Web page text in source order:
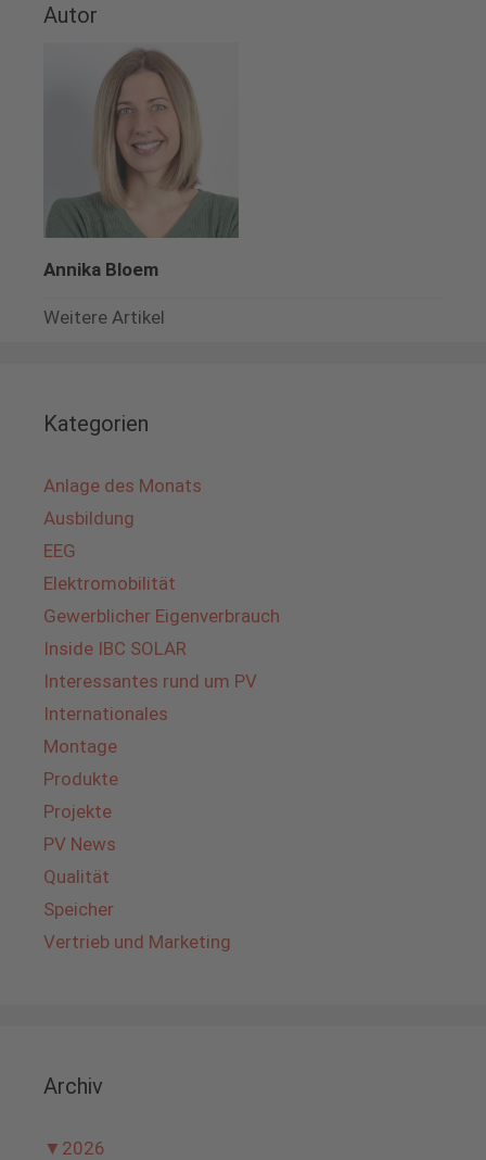
Autor
Annika Bloem
Weitere Artikel
Kategorien
Anlage des Monats
Ausbildung
EEG
Elektromobilität
Gewerblicher Eigenverbrauch
Inside IBC SOLAR
Interessantes rund um PV
Internationales
Montage
Produkte
Projekte
PV News
Qualität
Speicher
Vertrieb und Marketing
Archiv
▼ 2026